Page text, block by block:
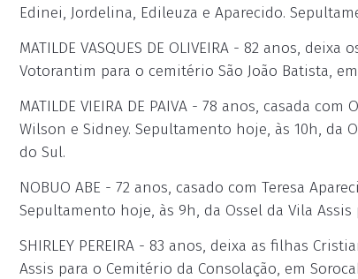
Edinei, Jordelina, Edileuza e Aparecido.
MATILDE VASQUES DE OLIVEIRA - 82 anos,
Votorantim para o cemitério São João Batista,
MATILDE VIEIRA DE PAIVA - 78 anos, casada
Wilson e Sidney. Sepultamento hoje, às 10h, da
do Sul.
NOBUO ABE - 72 anos, casado com Teresa
Sepultamento hoje, às 9h, da Ossel da Vila
SHIRLEY PEREIRA - 83 anos, deixa as filhas
Assis para o Cemitério da Consolação, em